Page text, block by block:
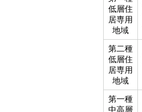
低層住
居専用
地域
第二種
低層住
居専用
地域
第一種
中高層